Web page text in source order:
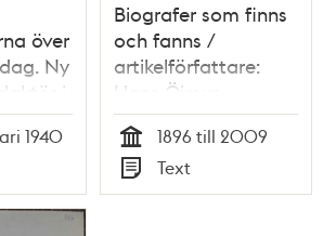
över
Ny
i
i
1940
Biografer som finns
och fanns /
artikelförfattare:
Hans Öjmyr
Tid
1896 till 2009
Typ
Text